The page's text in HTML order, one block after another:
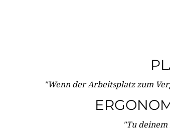
"Wenn der Arbeitsplatz zum
"Tu deinem